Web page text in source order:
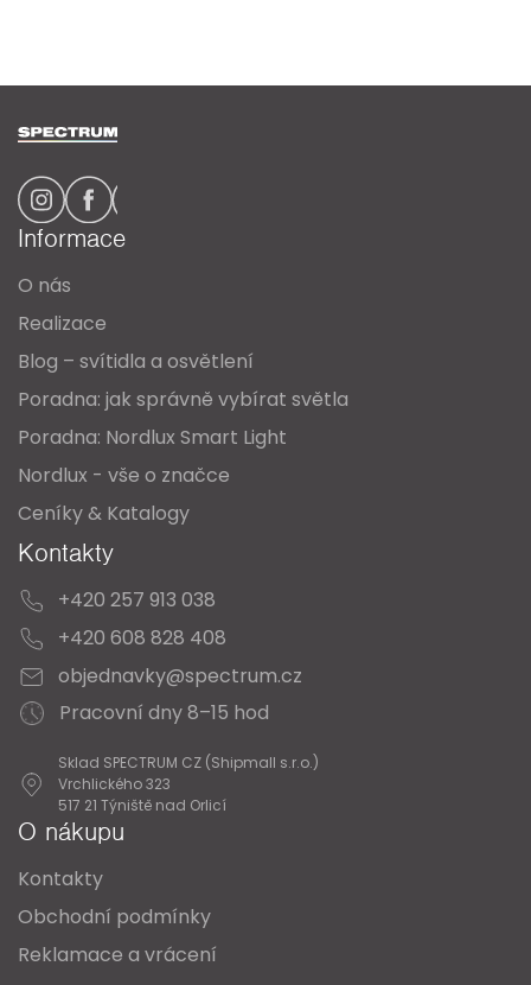
Informace
O nás
Realizace
Blog – svítidla a osvětlení
Poradna: jak správně vybírat světla
Poradna: Nordlux Smart Light
Nordlux - vše o značce
Ceníky & Katalogy
Kontakty
+420 257 913 038
+420 608 828 408
objednavky@spectrum.cz
Pracovní dny 8–15 hod
Sklad SPECTRUM CZ (Shipmall s.r.o.)
Vrchlického 323
517 21 Týniště nad Orlicí
O nákupu
Kontakty
Obchodní podmínky
Reklamace a vrácení